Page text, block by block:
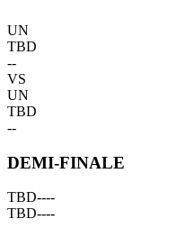
UN
TBD
--
VS
UN
TBD
--
DEMI-FINALE
TBD----
TBD----